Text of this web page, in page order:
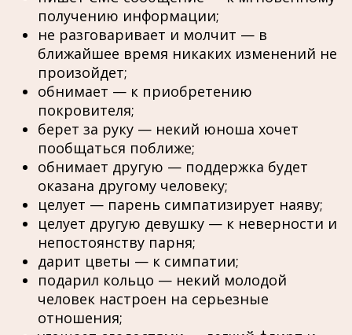
получению информации;
не разговаривает и молчит — в
ближайшее время никаких изменений не
произойдет;
обнимает — к приобретению
покровителя;
берет за руку — некий юноша хочет
пообщаться поближе;
обнимает другую — поддержка будет
оказана другому человеку;
целует — парень симпатизирует наяву;
целует другую девушку — к неверности и
непостоянству парня;
дарит цветы — к симпатии;
подарил кольцо — некий молодой
человек настроен на серьезные
отношения;